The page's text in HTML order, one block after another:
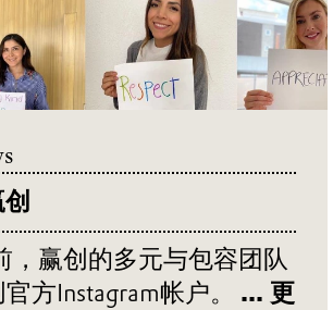
，赢创的多元与包容团队
方Instagram帐户。
... 更